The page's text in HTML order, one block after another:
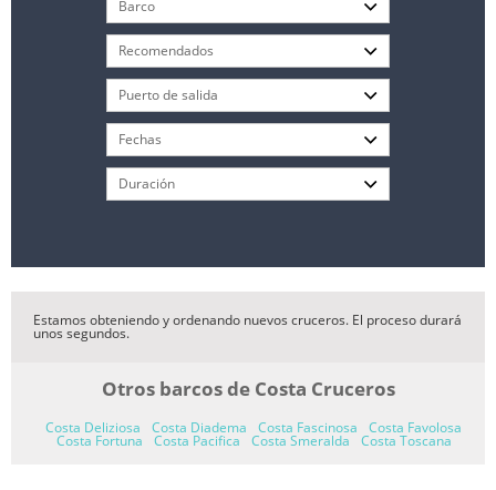
Estamos obteniendo y ordenando nuevos cruceros. El proceso durará
unos segundos.
Otros barcos de Costa Cruceros
Costa Deliziosa Costa Diadema Costa Fascinosa Costa Favolosa
Costa Fortuna Costa Pacifica Costa Smeralda Costa Toscana